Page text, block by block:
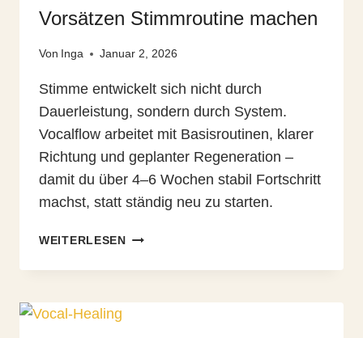
Vorsätzen Stimmroutine machen
Von Inga Januar 2, 2026
Stimme entwickelt sich nicht durch
Dauerleistung, sondern durch System.
Vocalflow arbeitet mit Basisroutinen, klarer
Richtung und geplanter Regeneration –
damit du über 4–6 Wochen stabil Fortschritt
machst, statt ständig neu zu starten.
WEITERLESENDREI
DIE